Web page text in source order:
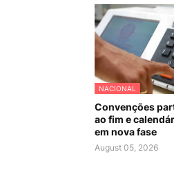
NACIONAL
Convenções
ao fim e
em nova fase
August 05, 2026